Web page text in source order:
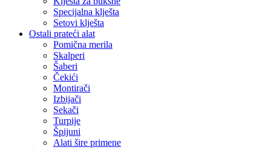
Specijalna klješta
Setovi klješta
Ostali prateći alat
Pomična merila
Skalperi
Šaberi
Čekići
Montirači
Izbijači
Sekači
Turpije
Špijuni
Alati šire primene